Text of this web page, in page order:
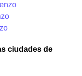
ciudades de